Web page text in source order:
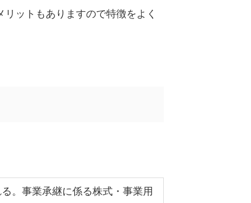
ットもありますので特徴をよく
。事業承継に係る株式・事業用